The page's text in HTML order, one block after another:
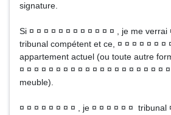
signature.
Si ¤ ¤ ¤ ¤ ¤ ¤ ¤ ¤ ¤ ¤ ¤ ¤ , je me verrai
tribunal compétent et ce, ¤ ¤ ¤ ¤ ¤ ¤ ¤
appartement actuel (ou toute autre
¤ ¤ ¤ ¤ ¤ ¤ ¤ ¤ ¤ ¤ ¤ ¤ ¤ ¤ ¤ ¤ ¤ ¤ ¤ ¤
meuble).
¤ ¤ ¤ ¤ ¤ ¤ ¤ ¤ , je ¤ ¤ ¤ ¤ ¤ ¤ tribunal